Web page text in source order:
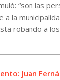
“son las
la
robando a
Juan